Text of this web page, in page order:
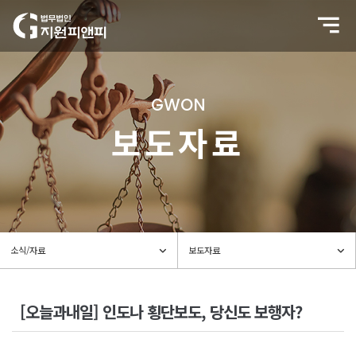
GWON
보도자료
[오늘과내일] 인도나 횡단보도, 당신도 보행자?